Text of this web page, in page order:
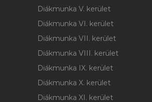
Diákmunka V. kerület
Diákmunka VI. kerület
Diákmunka VII. kerület
Diákmunka VIII. kerület
Diákmunka IX. kerület
Diákmunka X. kerület
Diákmunka XI. kerület